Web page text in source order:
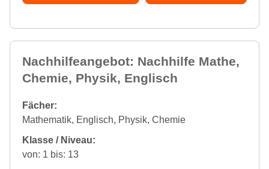
Nachhilfeangebot: Nachhilfe Mathe,
Chemie, Physik, Englisch
Fächer:
Mathematik, Englisch, Physik, Chemie
Klasse / Niveau:
von: 1 bis: 13